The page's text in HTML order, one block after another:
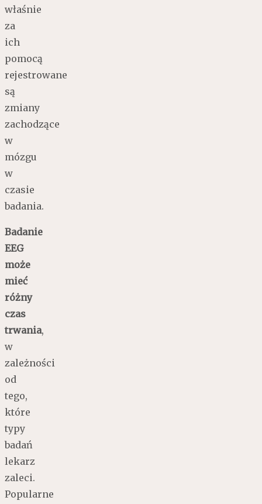
właśnie
za
ich
pomocą
rejestrowane
są
zmiany
zachodzące
w
mózgu
w
czasie
badania.
Badanie
EEG
może
mieć
różny
czas
trwania,
w
zależności
od
tego,
które
typy
badań
lekarz
zaleci.
Popularne